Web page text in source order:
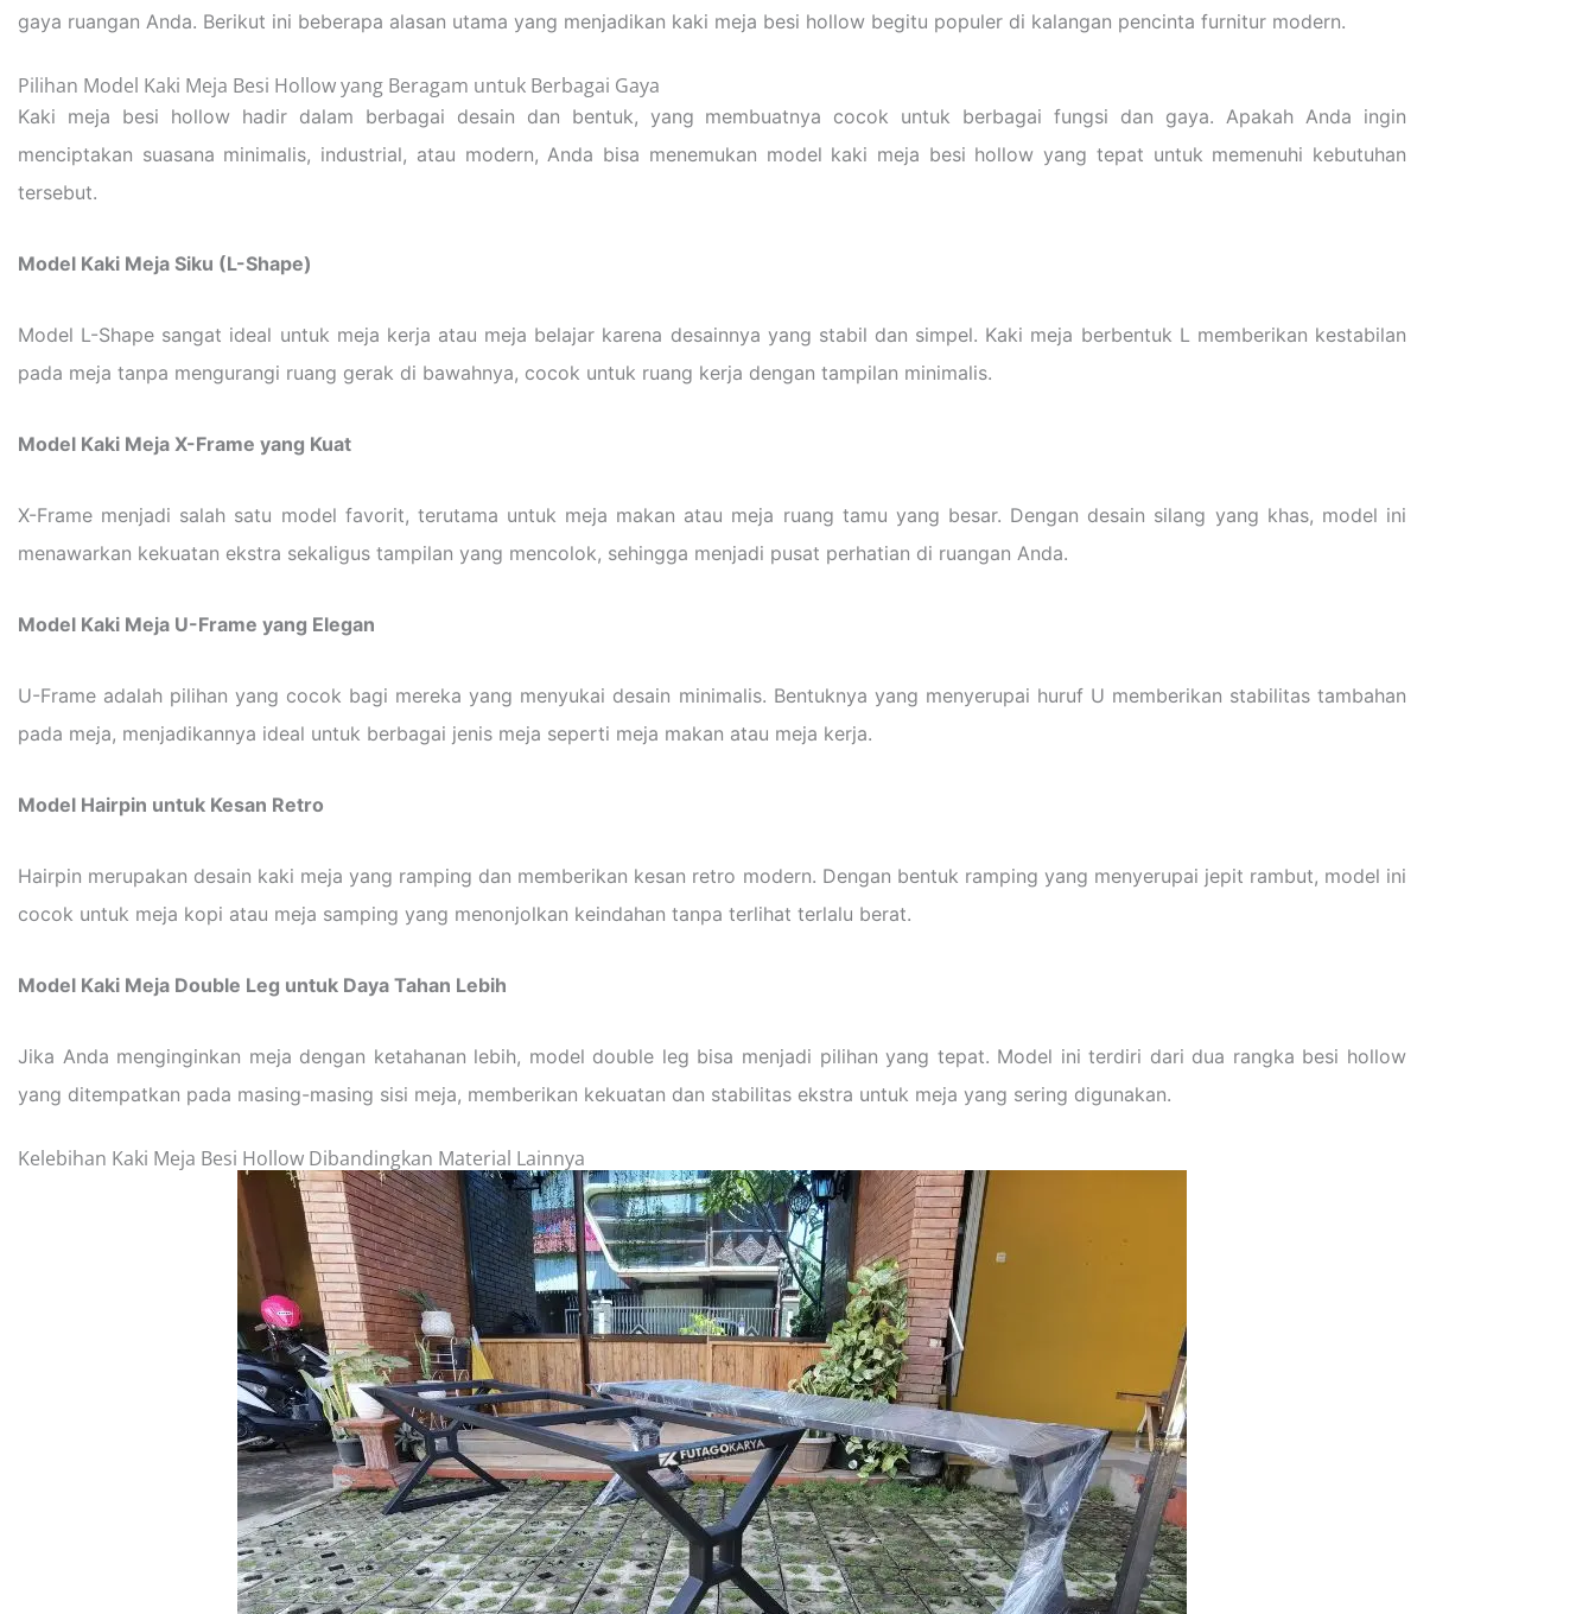
gaya ruangan Anda. Berikut ini beberapa alasan utama yang menjadikan kaki meja besi hollow begitu populer di kalangan pencinta furnitur modern.
Pilihan Model Kaki Meja Besi Hollow yang Beragam untuk Berbagai Gaya
Kaki meja besi hollow hadir dalam berbagai desain dan bentuk, yang membuatnya cocok untuk berbagai fungsi dan gaya. Apakah Anda ingin
menciptakan suasana minimalis, industrial, atau modern, Anda bisa menemukan model kaki meja besi hollow yang tepat untuk memenuhi kebutuhan
tersebut.
Model Kaki Meja Siku (L-Shape)
Model L-Shape sangat ideal untuk meja kerja atau meja belajar karena desainnya yang stabil dan simpel. Kaki meja berbentuk L memberikan kestabilan
pada meja tanpa mengurangi ruang gerak di bawahnya, cocok untuk ruang kerja dengan tampilan minimalis.
Model Kaki Meja X-Frame yang Kuat
X-Frame menjadi salah satu model favorit, terutama untuk meja makan atau meja ruang tamu yang besar. Dengan desain silang yang khas, model ini
menawarkan kekuatan ekstra sekaligus tampilan yang mencolok, sehingga menjadi pusat perhatian di ruangan Anda.
Model Kaki Meja U-Frame yang Elegan
U-Frame adalah pilihan yang cocok bagi mereka yang menyukai desain minimalis. Bentuknya yang menyerupai huruf U memberikan stabilitas tambahan
pada meja, menjadikannya ideal untuk berbagai jenis meja seperti meja makan atau meja kerja.
Model Hairpin untuk Kesan Retro
Hairpin merupakan desain kaki meja yang ramping dan memberikan kesan retro modern. Dengan bentuk ramping yang menyerupai jepit rambut, model ini
cocok untuk meja kopi atau meja samping yang menonjolkan keindahan tanpa terlihat terlalu berat.
Model Kaki Meja Double Leg untuk Daya Tahan Lebih
Jika Anda menginginkan meja dengan ketahanan lebih, model double leg bisa menjadi pilihan yang tepat. Model ini terdiri dari dua rangka besi hollow
yang ditempatkan pada masing-masing sisi meja, memberikan kekuatan dan stabilitas ekstra untuk meja yang sering digunakan.
Kelebihan Kaki Meja Besi Hollow Dibandingkan Material Lainnya